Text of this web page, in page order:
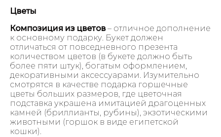
Цветы
Композиция из цветов– отличное дополнение
к основному подарку. Букет должен
отличаться от повседневного презента
количеством цветов (в букете должно быть
более пяти штук), богатым оформлением,
декоративными аксессуарами. Изумительно
смотрятся в качестве подарка горшечные
цветы больших размеров, где цветочная
подставка украшена имитацией драгоценных
камней (бриллианты, рубины), экзотическими
животными (горшок в виде египетской
кошки).